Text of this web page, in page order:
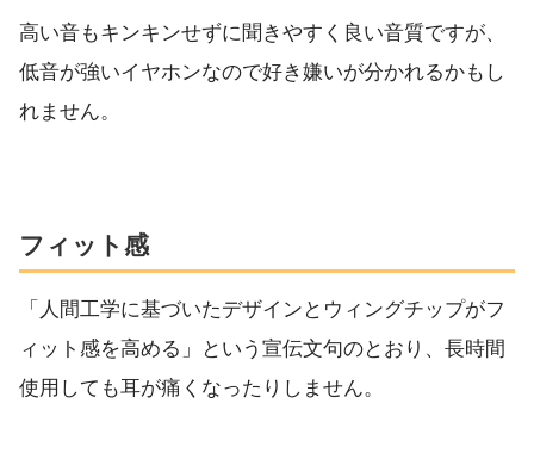
高い音もキンキンせずに聞きやすく良い音質ですが、
低音が強いイヤホンなので好き嫌いが分かれるかもし
れません。
フィット感
「人間工学に基づいたデザインとウィングチップがフ
ィット感を高める」という宣伝文句のとおり、長時間
使用しても耳が痛くなったりしません。